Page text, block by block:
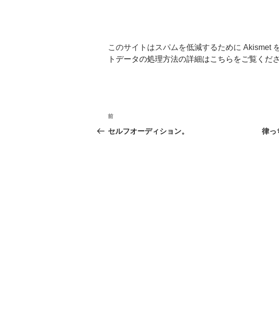
このサイトはスパムを低減するために Akismet
トデータの処理方法の詳細はこちらをご覧くだ
投
稿
前
の
前
セルフオーディション。 律っ